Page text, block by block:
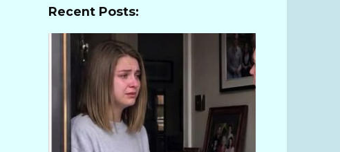
Recent Posts: